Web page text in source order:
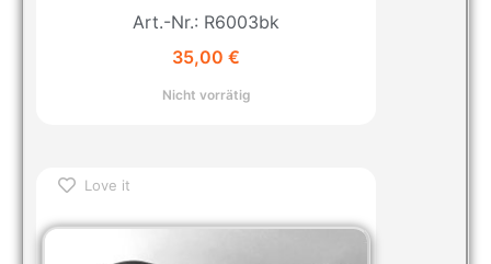
Art.-Nr.: R6003bk
35,00 €
Nicht vorrätig
Love it